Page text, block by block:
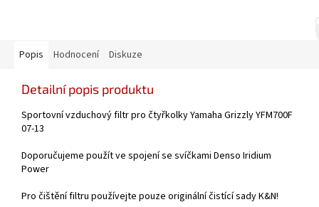
Popis Hodnocení Diskuze
Detailní popis produktu
Sportovní vzduchový filtr pro čtyřkolky Yamaha Grizzly YFM700F
07-13
Doporučujeme použít ve spojení se svíčkami Denso Iridium
Power
Pro čištění filtru používejte pouze originální čistící sady K&N!